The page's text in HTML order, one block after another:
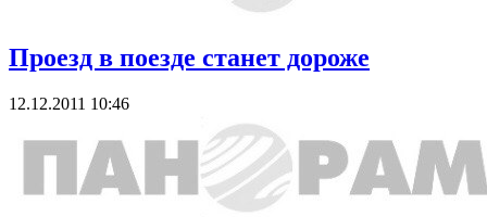
Проезд в поезде станет дороже
12.12.2011 10:46